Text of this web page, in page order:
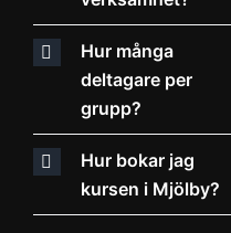
Hur många
deltagare per
grupp?
Hur bokar jag
kursen i Mjölby?